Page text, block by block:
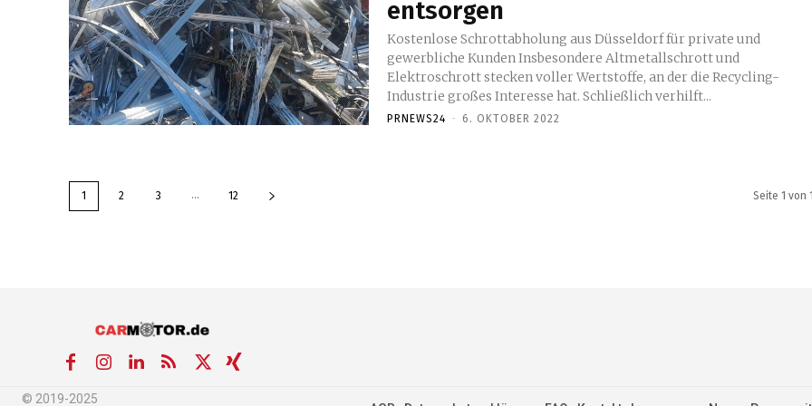
entsorgen
Kostenlose Schrottabholung aus Düsseldorf für private und
gewerbliche Kunden Insbesondere Altmetallschrott und
Elektroschrott stecken voller Wertstoffe, an der die Recycling-
Industrie großes Interesse hat. Schließlich verhilft...
PRNEWS24 - 6. OKTOBER 2022
1 2 3 ... 12 Seite 1 von
© 2019-2025